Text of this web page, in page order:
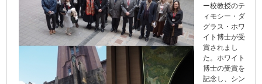
ー校教授のテ
ィモシー・ダ
グラス・ホワ
イト博士が受
賞されまし
た。ホワイト
博士の受賞を
記念し、シン